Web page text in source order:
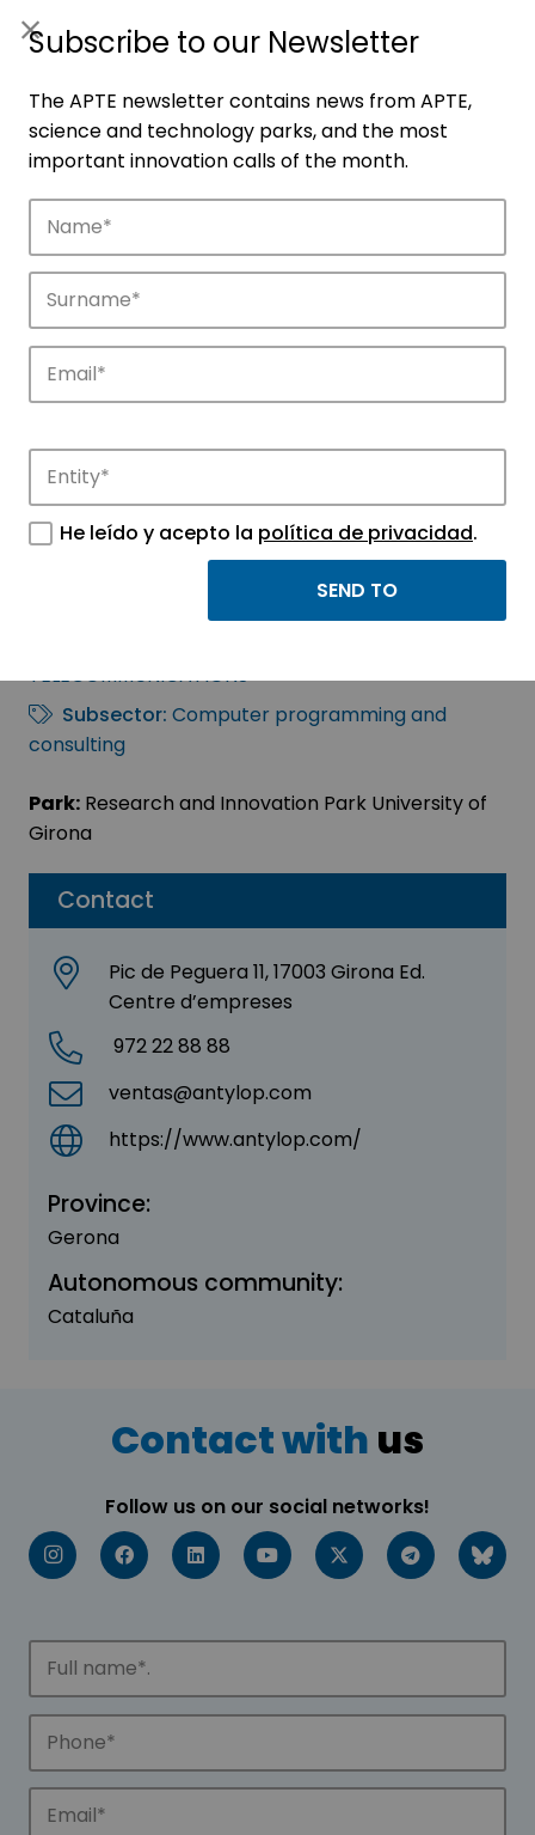
Companies
Discover the companies that drive
innovation in APTE’s parks.
Contact
Pic de Peguera 11, 17003 Girona Ed.
Centre d’empreses
972 22 88 88
ventas@antylop.com
https://www.antylop.com/
Province:
Gerona
Autonomous community:
Cataluña
Wit Telegestión S.A.
TELECOMMUNICATIONS
Subsector: Computer programming and
consulting
Park: Research and Innovation Park University of
Girona
Contact with us
Follow us on our social networks!
Subscribe to our Newsletter
The APTE newsletter contains news from APTE,
science and technology parks, and the most
important innovation calls of the month.
He leído y acepto la política de privacidad.